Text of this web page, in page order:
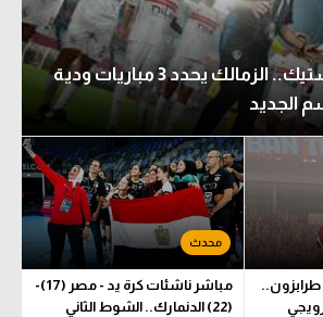
البداية مع البلاستيك.. الزمالك يحدد 3 مباريات ودية
الجديد
طرابزون..
مباشر ناشئات كرة يد - مصر (17)-
(22) الدنمارك.. الشوط الثاني